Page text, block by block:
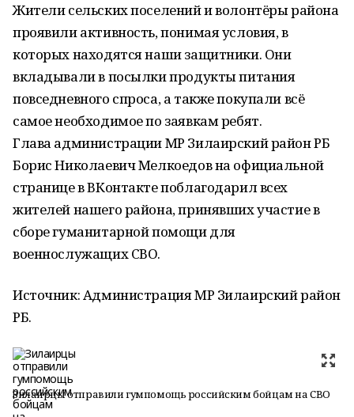
Жители сельских поселений и волонтёры района
проявили активность, понимая условия, в
которых находятся наши защитники. Они
вкладывали в посылки продукты питания
повседневного спроса, а также покупали всё
самое необходимое по заявкам ребят.
Глава администрации МР Зилаирский район РБ
Борис Николаевич Мелкоедов на официальной
странице в ВКонтакте поблагодарил всех
жителей нашего района, принявших участие в
сборе гуманитарной помощи для
военнослужащих СВО.
Источник: Администрация МР Зилаирский район
РБ.
Зилаирцы отправили гумпомощь российским бойцам на СВО